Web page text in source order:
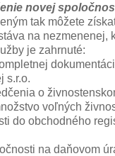
novej
tak môžete
na nezmenenej,
je zahrnuté:
s.r.o.
o
voľných
do obchodného
na daňovom